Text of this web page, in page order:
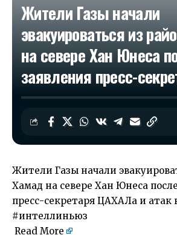
Жители Газы начали
эвакуироваться из
на севере Хан Юнеса
заявления пресс-
Жители Газы начали
Хамад на севере Хан Юнеса
пресс-секретаря ЦАХАЛа и атак
#интеллиньюз
Read More